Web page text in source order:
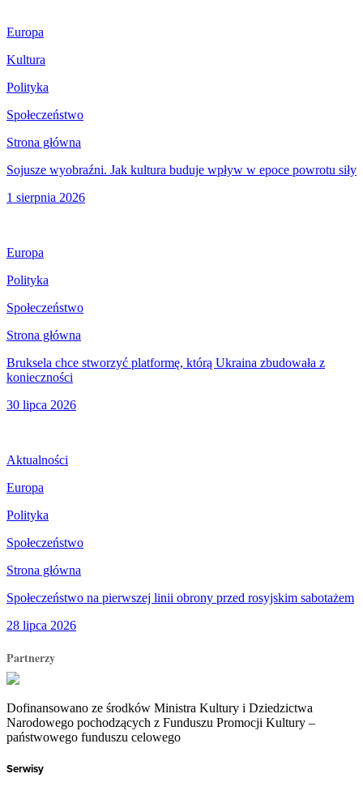
Europa
Kultura
Polityka
Społeczeństwo
Strona główna
Sojusze wyobraźni. Jak kultura buduje wpływ w epoce powrotu siły
1 sierpnia 2026
Europa
Polityka
Społeczeństwo
Strona główna
Bruksela chce stworzyć platformę, którą Ukraina zbudowała z
konieczności
30 lipca 2026
Aktualności
Europa
Polityka
Społeczeństwo
Strona główna
Społeczeństwo na pierwszej linii obrony przed rosyjskim sabotażem
28 lipca 2026
Partnerzy
Dofinansowano ze środków Ministra Kultury i Dziedzictwa
Narodowego pochodzących z Funduszu Promocji Kultury –
państwowego funduszu celowego
Serwisy